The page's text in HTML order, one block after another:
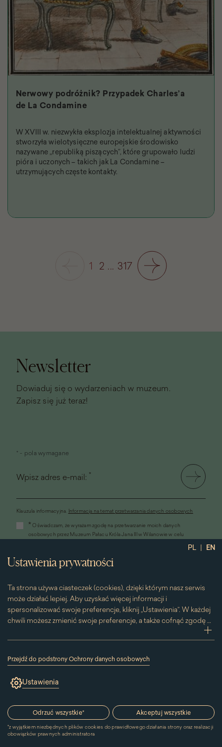
PL | EN
Ustawienia prywatności
Ta strona używa ciasteczek (cookies), dzięki którym nasz serwis
może działać lepiej. Aby uzyskać więcej informacji i
spersonalizować swoje preferencje, kliknij „Ustawienia”. W każdej
chwili możesz zmienić swoje preferencje, a także cofnąć zgodę na
używanie plików cookie. Możesz to zrobić, klikając na podstronę
„Cookies” znajdującą się w stopce.
Przesuwając suwak w prawą stronę aktywujesz zgodę na
konkretne ciasteczko. Przesuwając suwak w lewą stronę
wyłączasz taką zgodę.
Przejdź do podstrony Ochrony danych osobowych
(link
się
oknie)
Ustawienia
Odrzuć wszystkie*
*z wyjątkiem niezbędnych plików cookies do prawidłowego działania strony oraz realizacji
obowiązków prawnych administratora
Akceptuj wszystkie
Nerwowy podróżnik? Przypadek Charles’a
de La Condamine
W XVIII w. niezwykła eksplozja intelektualnej aktywności
stworzyła wielotysięczne europejskie środowisko
nazywane „republiką piszących”, które grupowało ludzi
pióra i uczonych – takich jak La Condamine –
utrzymujących częste kontakty.
1 2 ... 317
Stopka
Newsletter
Dowiaduj się o wydarzeniach w muzeum.
Zapisz się już teraz!
* - pola wymagane
Wpisz adres e-mail: *
Klauzula informacyjna. Informacja na temat przetwarzania danych osobowych
otworzy
się
oknie)
* Oświadczam, że wyrażam zgodę na przetwarzanie moich danych
osobowych przez Muzeum Pałacu Króla Jana III w Wilanowie w celu
Wilanowie informacji handlowych drogą elektroniczną, w tym z
Kontakt
MUZEUM PAŁACU